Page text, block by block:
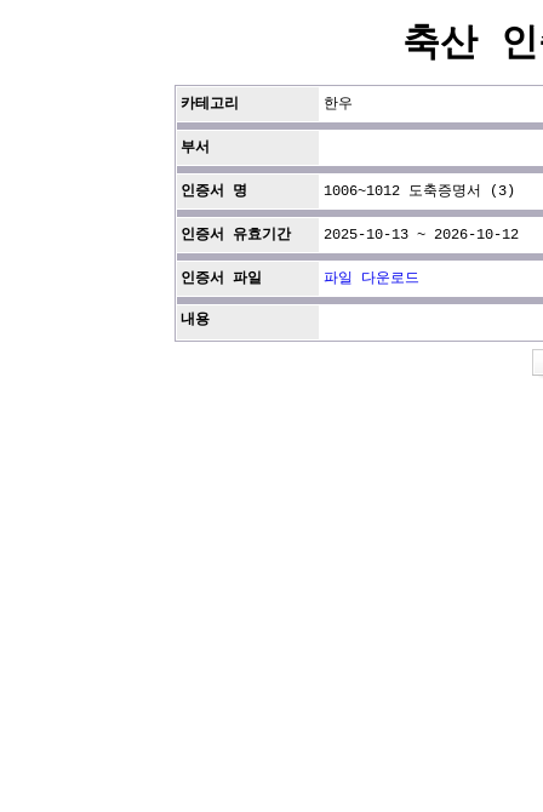
축산
카테고리 한우
부서
인증서 명 1006~1012 도축증명서 (3)
인증서 유효기간 2025-10-13 ~ 2026-10-12
인증서 파일 파일 다운로드
내용